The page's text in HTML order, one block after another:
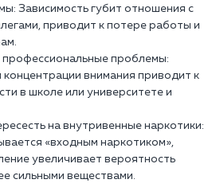
Зависимость губит отношения с
приводит к потере работы и
проблемы:
внимания приводит к
в школе или университете и
на внутривенные наркотики:
«входным наркотиком»,
увеличивает вероятность
сильными веществами.